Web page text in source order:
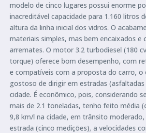
modelo de cinco lugares possui enorme
inacreditável capacidade para 1.160 litros
altura da linha inicial dos vidros. O
materiais simples, mas bem encaixados e
arremates. O motor 3.2 turbodiesel (180
torque) oferece bom desempenho, com
e compatíveis com a proposta do carro, o
gostoso de dirigir em estradas
cidade. É econômico, pois, considerando
mais de 2.1 toneladas, tenho feito média
9,8 km/l na cidade, em trânsito moderado,
estrada (cinco medições), a velocidades